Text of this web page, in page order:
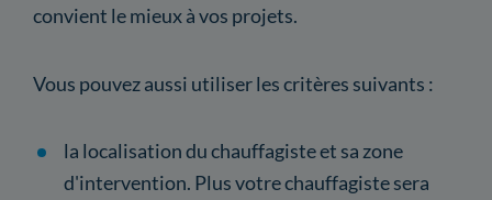
convient le mieux à vos projets.
Vous pouvez aussi utiliser les critères suivants :
la localisation du chauffagiste et sa zone
d'intervention. Plus votre chauffagiste sera